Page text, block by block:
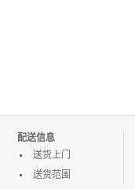
配送信息
送货上门
送货范围